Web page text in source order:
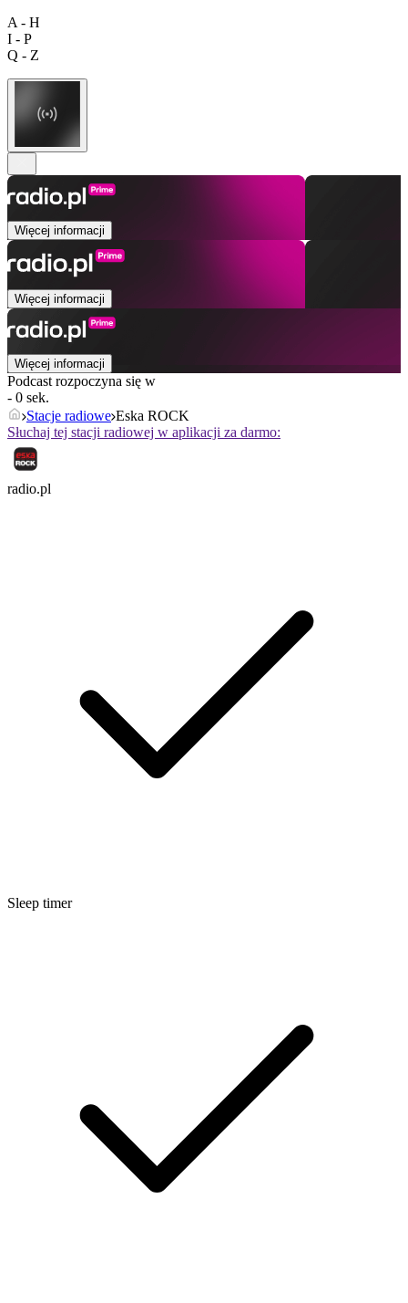
A - H
I - P
Q - Z
Więcej informacji
Więcej informacji
Więcej informacji
Podcast rozpoczyna się w
- 0 sek.
Stacje radiowe Eska ROCK
Słuchaj tej stacji radiowej w aplikacji za darmo:
radio.pl
Sleep timer